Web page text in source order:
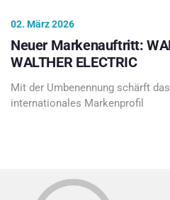
02. März 2026
Neuer Markenauftritt:
WALTHER ELECTRIC
Mit der Umbenennung schärft
internationales Markenprofil